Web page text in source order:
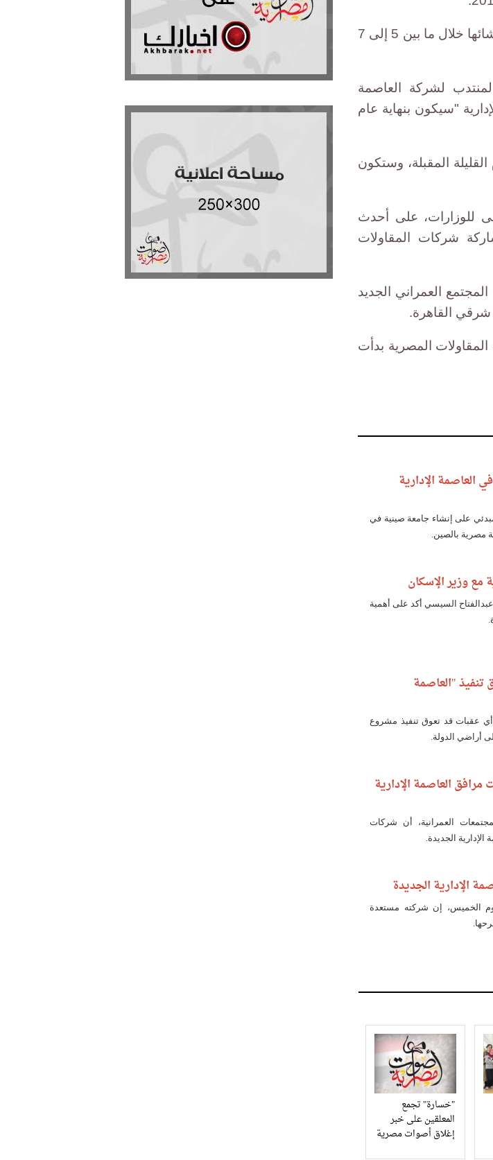
وتبلغ تكلفة الإنشاء نحو 45 مليار دولار، وتخطط الحكومة لإنشائها خلال ما بين 5 إلى 7
لشركة العاصمة
"سيكون بنهاية عام
المقبلة، وستكون
اللطيف إلى أنه "سيتم البدء في تنفيذ 18 مبنى للوزارات، على أحدث
شركات المقاولات
العمراني الجديد
شرقي القاهرة.
المصرية بدأت
العاصمة الإدارية
على إنشاء جامعة صينية في
مصرية بالصين.
مع وزير الإسكان
عبدالفتاح السيسي أكد على أهمية
"العاصمة
عقبات قد تعوق تنفيذ مشروع
أراضي الدولة.
العاصمة الإدارية
العمرانية، أن شركات
الجديدة.
الإدارية الجديدة
الخميس، إن شركته مستعدة
"خسارة" تجمع
المعلقين على خبر
إغلاق أصوات مصرية